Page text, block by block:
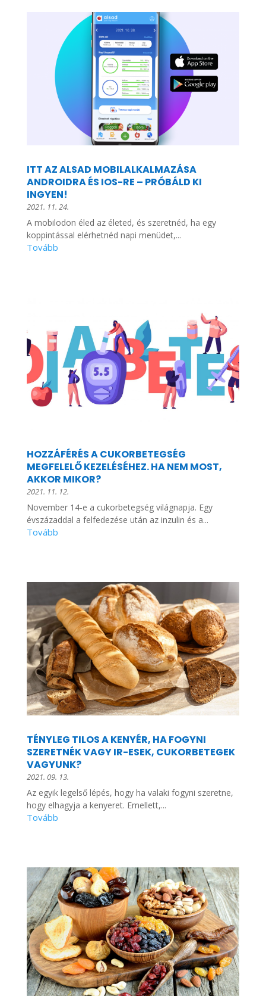
ITT AZ ALSAD MOBILALKALMAZÁSA
ANDROIDRA ÉS IOS-RE – PRÓBÁLD KI
INGYEN!
2021. 11. 24.
A mobilodon éled az életed, és szeretnéd, ha egy
koppintással elérhetnéd napi menüdet,...
HOZZÁFÉRÉS A CUKORBETEGSÉG
MEGFELELŐ KEZELÉSÉHEZ. HA NEM MOST,
AKKOR MIKOR?
2021. 11. 12.
November 14-e a cukorbetegség világnapja. Egy
évszázaddal a felfedezése után az inzulin és a...
TÉNYLEG TILOS A KENYÉR, HA FOGYNI
SZERETNÉK VAGY IR-ESEK, CUKORBETEGEK
VAGYUNK?
2021. 09. 13.
Az egyik legelső lépés, hogy ha valaki fogyni szeretne,
hogy elhagyja a kenyeret. Emellett,...